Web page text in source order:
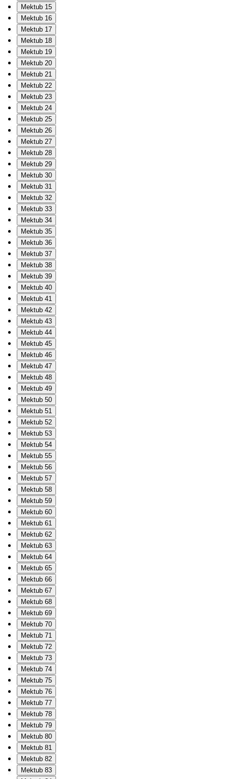
Mektub 15
Mektub 16
Mektub 17
Mektub 18
Mektub 19
Mektub 20
Mektub 21
Mektub 22
Mektub 23
Mektub 24
Mektub 25
Mektub 26
Mektub 27
Mektub 28
Mektub 29
Mektub 30
Mektub 31
Mektub 32
Mektub 33
Mektub 34
Mektub 35
Mektub 36
Mektub 37
Mektub 38
Mektub 39
Mektub 40
Mektub 41
Mektub 42
Mektub 43
Mektub 44
Mektub 45
Mektub 46
Mektub 47
Mektub 48
Mektub 49
Mektub 50
Mektub 51
Mektub 52
Mektub 53
Mektub 54
Mektub 55
Mektub 56
Mektub 57
Mektub 58
Mektub 59
Mektub 60
Mektub 61
Mektub 62
Mektub 63
Mektub 64
Mektub 65
Mektub 66
Mektub 67
Mektub 68
Mektub 69
Mektub 70
Mektub 71
Mektub 72
Mektub 73
Mektub 74
Mektub 75
Mektub 76
Mektub 77
Mektub 78
Mektub 79
Mektub 80
Mektub 81
Mektub 82
Mektub 83